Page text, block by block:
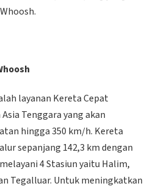
layanan Kereta Cepat
Tenggara yang akan
hingga 350 km/h. Kereta
sepanjang 142,3 km dengan
4 Stasiun yaitu Halim,
Tegalluar. Untuk meningkatkan